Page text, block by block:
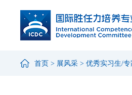
首页 > 展风采 > 优秀实习生/专